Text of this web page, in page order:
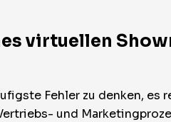
virtuellen
Fehler zu denken,
und